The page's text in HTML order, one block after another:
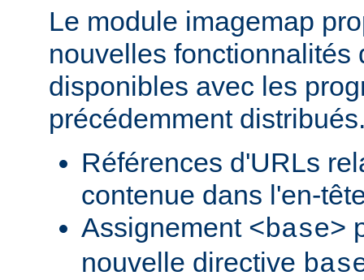
Le module imagemap
nouvelles fonctionnalités
disponibles avec les
précédemment
Références d'URLs
contenue dans l'en-
Assignement <base>
nouvelle directive